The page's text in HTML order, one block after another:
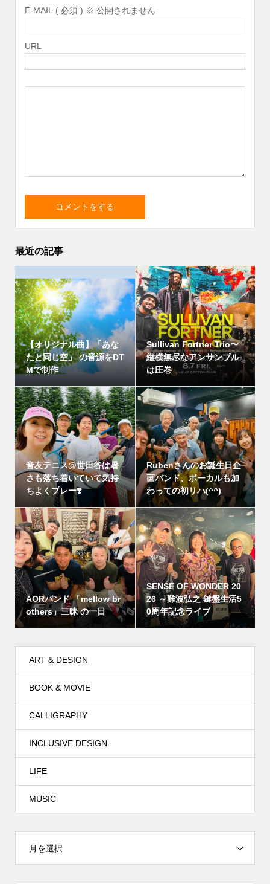
E-MAIL ( 必須 ) ※ 公開されません
URL
最近の記事
【オリジナル曲】「あな
たと同じ空」 の音源をDT
Mで制作
Sullivan Fortner Trio〜
縦横無尽なアンサンブル
は圧巻
音友テニス@世田谷は暑
さも落ち着いていて気持
ちよくプレー❣️
Rubenさんのお誕生日企
画バンド、ボーカルも加
わっての初リハ(^^)
AORバンド 「mellow br
others」三昧 の一日
SENSE OF WONDER 20
26 ～難波弘之 鍵盤生活5
0周年記念ライブ
ART & DESIGN
BOOK & MOVIE
CALLIGRAPHY
INCLUSIVE DESIGN
LIFE
MUSIC
月を選択